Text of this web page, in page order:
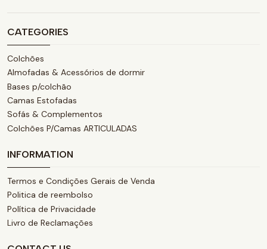
CATEGORIES
Colchões
Almofadas & Acessórios de dormir
Bases p/colchão
Camas Estofadas
Sofás & Complementos
Colchões P/Camas ARTICULADAS
INFORMATION
Termos e Condições Gerais de Venda
Politica de reembolso
Política de Privacidade
Livro de Reclamações